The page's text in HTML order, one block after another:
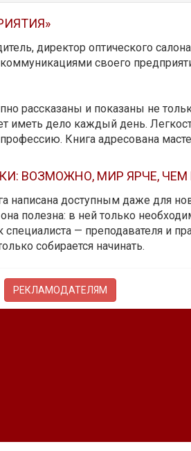
директор оптического
своего
рассказаны и показаны не
дело каждый день.
Книга адресована
ВОЗМОЖНО, МИР ЯРЧЕ, ЧЕМ
написана доступным даже для
полезна: в ней только
— преподавателя и
собирается начинать.
РЕКЛАМОДАТЕЛЯМ